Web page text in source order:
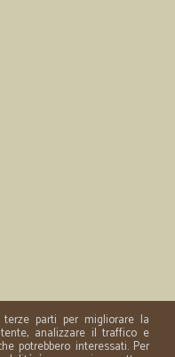
parti per migliorare la
analizzare il traffico e
potrebbero interessati. Per